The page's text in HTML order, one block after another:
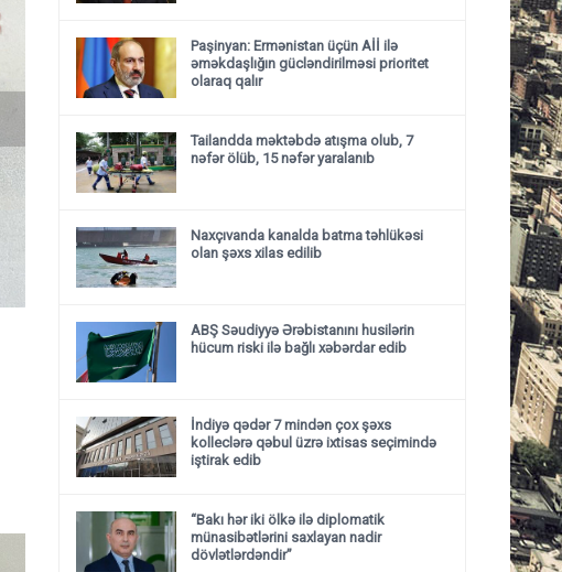
Paşinyan: Ermənistan üçün Aİİ ilə
əməkdaşlığın gücləndirilməsi prioritet
olaraq qalır
Tailandda məktəbdə atışma olub, 7
nəfər ölüb, 15 nəfər yaralanıb
Naxçıvanda kanalda batma təhlükəsi
olan şəxs xilas edilib
ABŞ Səudiyyə Ərəbistanını husilərin
hücum riski ilə bağlı xəbərdar edib
İndiyə qədər 7 mindən çox şəxs
kolleclərə qəbul üzrə ixtisas seçimində
iştirak edib
“Bakı hər iki ölkə ilə diplomatik
münasibətlərini saxlayan nadir
dövlətlərdəndir”